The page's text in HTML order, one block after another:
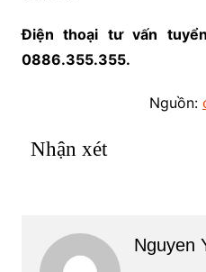
Điện thoại tư vấn
0886.355.355.
Nguồn:
Nhận xét
Nguyen